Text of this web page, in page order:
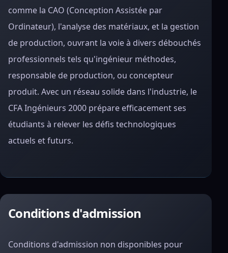
comme la CAO (Conception Assistée par
Ordinateur), l'analyse des matériaux, et la gestion
de production, ouvrant la voie à divers débouchés
professionnels tels qu'ingénieur méthodes,
responsable de production, ou concepteur
produit. Avec un réseau solide dans l'industrie, le
CFA Ingénieurs 2000 prépare efficacement ses
étudiants à relever les défis technologiques
actuels et futurs.
Conditions d'admission
Conditions d'admission non disponibles pour